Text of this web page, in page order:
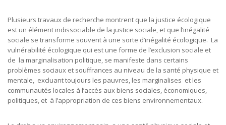
Plusieurs travaux de recherche montrent que la justice écologique
est un élément indissociable de la justice sociale, et que l’inégalité
sociale se transforme souvent à une sorte d’inégalité écologique. La
vulnérabilité écologique qui est une forme de l’exclusion sociale et
de la marginalisation politique, se manifeste dans certains
problèmes sociaux et souffrances au niveau de la santé physique et
mentale, excluant toujours les pauvres, les marginalises et les
communautés locales à l’accès aux biens sociales, économiques,
politiques, et à l’appropriation de ces biens environnementaux.